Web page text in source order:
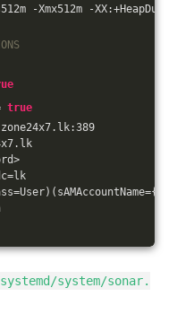
-Xmx512m -
true
system/sonar.